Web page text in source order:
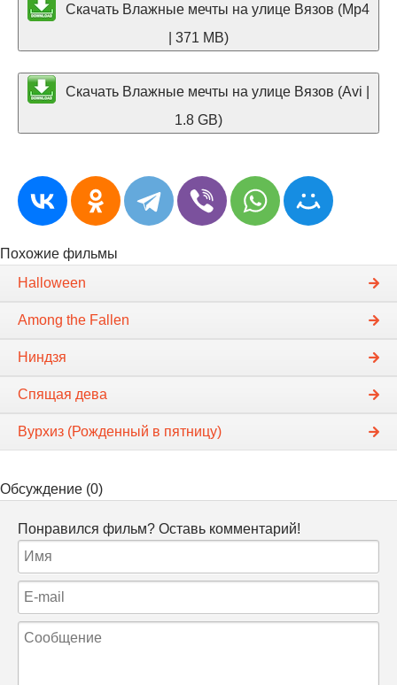
Скачать Влажные мечты на улице Вязов (Mp4
| 371 MB)
Скачать Влажные мечты на улице Вязов (Avi |
1.8 GB)
Похожие фильмы
Halloween
Among the Fallen
Ниндзя
Спящая дева
Вурхиз (Рожденный в пятницу)
Обсуждение (0)
Понравился фильм? Оставь комментарий!